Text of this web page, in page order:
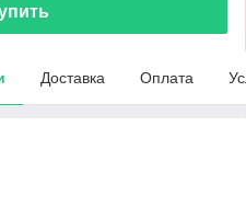
Доставка Оплата